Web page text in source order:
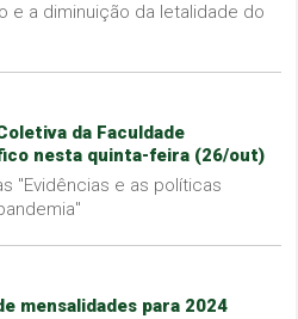
e a diminuição da letalidade do
da Faculdade
nesta quinta-feira (26/out)
"Evidências e as políticas
mensalidades para 2024